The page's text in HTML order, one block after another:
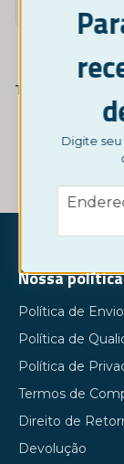
Digite
email
Nossa política
Política de Envio
Política de
Política de
Termos de
Direito de
Devolução